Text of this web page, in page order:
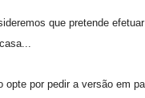
que pretende
opte por pedir a versão em